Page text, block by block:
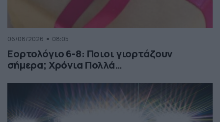
06/08/2026 08:05
Εορτολόγιο 6-8: Ποιοι γιορτάζουν
σήμερα; Χρόνια Πολλά…